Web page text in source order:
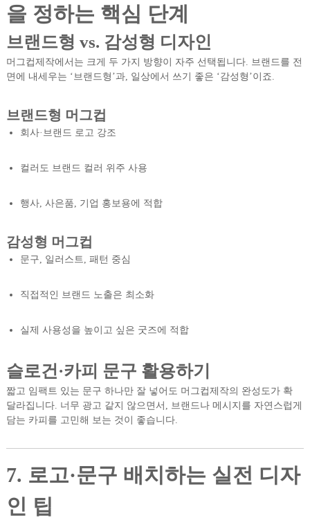
을 정하는 핵심 단계
브랜드형 vs. 감성형 디자인
머그컵제작에서는 크게 두 가지 방향이 자주 선택됩니다. 브랜드를 전
면에 내세우는 ‘브랜드형’과, 일상에서 쓰기 좋은 ‘감성형’이죠.
브랜드형 머그컵
회사·브랜드 로고 강조
컬러도 브랜드 컬러 위주 사용
행사, 사은품, 기업 홍보용에 적합
감성형 머그컵
문구, 일러스트, 패턴 중심
직접적인 브랜드 노출은 최소화
실제 사용성을 높이고 싶은 굿즈에 적합
슬로건·카피 문구 활용하기
짧고 임팩트 있는 문구 하나만 잘 넣어도 머그컵제작의 완성도가 확
달라집니다. 너무 광고 같지 않으면서, 브랜드나 메시지를 자연스럽게
담는 카피를 고민해 보는 것이 좋습니다.
7. 로고·문구 배치하는 실전 디자
인 팁